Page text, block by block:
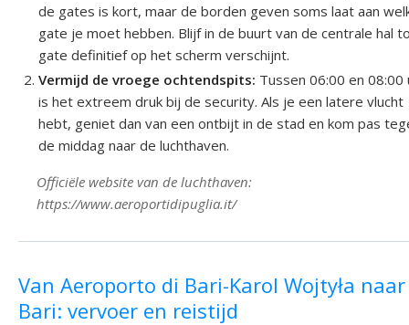
de gates is kort, maar de borden geven soms laat aan
gate je moet hebben. Blijf in de buurt van de centrale hal
gate definitief op het scherm verschijnt.
Vermijd de vroege ochtendspits: Tussen 06:00 en 08:00
is het extreem druk bij de security. Als je een latere vlucht
hebt, geniet dan van een ontbijt in de stad en kom pas
de middag naar de luchthaven.
Officiële website van de luchthaven:
https://www.aeroportidipuglia.it/
Van Aeroporto di Bari-Karol Wojtyła naar
Bari: vervoer en reistijd